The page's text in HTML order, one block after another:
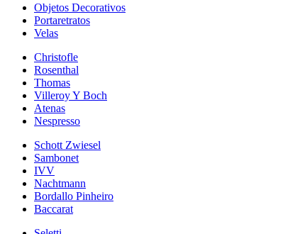
Objetos Decorativos
Portaretratos
Velas
Christofle
Rosenthal
Thomas
Villeroy Y Boch
Atenas
Nespresso
Schott Zwiesel
Sambonet
IVV
Nachtmann
Bordallo Pinheiro
Baccarat